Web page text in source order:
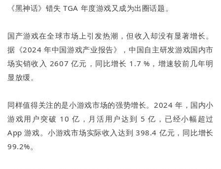
《黑神话》错失 TGA 年度游戏又成为出圈话题。
国产游戏在全球市场上引发热潮，但收入却没有显著增长。
据《2024 年中国游戏产业报告》，中国自主研发游戏国内市
场实销收入 2607 亿元，同比增长 1.7 %，增速较前几年明
显放缓。
同样值得关注的是小游戏市场的强势增长。2024 年，国内小
游戏用户突破 10 亿，月活用户达到 5 亿，已经小幅超过
App 游戏。小游戏市场实际收入达到 398.4 亿元，同比增长
99.2%。